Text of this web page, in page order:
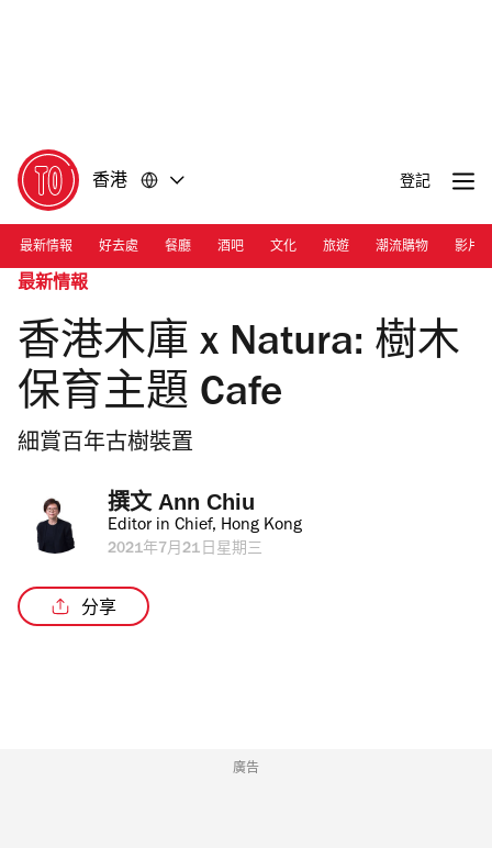
香港 登記
最新情報 好去處 餐廳 酒吧 文化 旅遊 潮流購物 影片
最新情報
香港木庫 x Natura: 樹木
保育主題 Cafe
細賞百年古樹裝置
撰文 Ann Chiu
Editor in Chief, Hong Kong
2021年7月21日星期三
分享
廣告